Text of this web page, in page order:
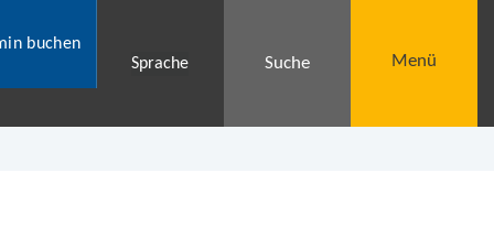
buchen
Sprache
Suche Menü